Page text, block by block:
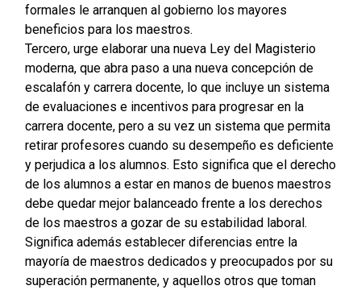
formales le arranquen al gobierno los mayores
beneficios para los maestros.
Tercero, urge elaborar una nueva Ley del Magisterio
moderna, que abra paso a una nueva concepción de
escalafón y carrera docente, lo que incluye un sistema
de evaluaciones e incentivos para progresar en la
carrera docente, pero a su vez un sistema que permita
retirar profesores cuando su desempeño es deficiente
y perjudica a los alumnos. Esto significa que el derecho
de los alumnos a estar en manos de buenos maestros
debe quedar mejor balanceado frente a los derechos
de los maestros a gozar de su estabilidad laboral.
Significa además establecer diferencias entre la
mayoría de maestros dedicados y preocupados por su
superación permanente, y aquellos otros que toman